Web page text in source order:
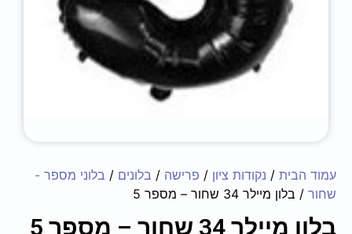
עמוד הבית / נקודות ציון / פרישה / בלונים / בלוני מספר -
שחור / בלון מיילר 34 שחור – מספר 5
בלון מיילר 34 שחור – מספר 5